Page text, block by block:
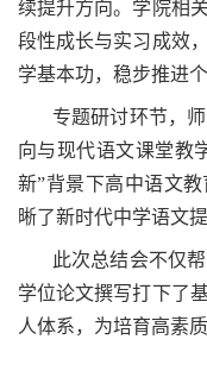
续提升方向。学院相
段性成长与实习成效
学基本功，稳步推进
专题研讨环节，
向与现代语文课堂教
新”背景下高中语文
晰了新时代中学语文
此次总结会不仅
学位论文撰写打下了
人体系，为培育高素